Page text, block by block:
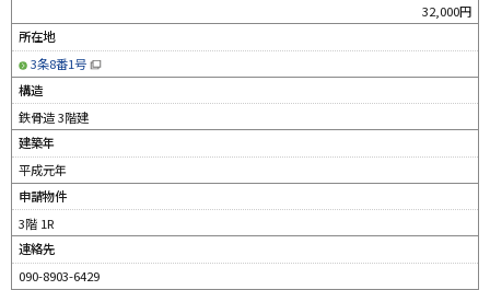
32,000円
所在地
3条8番1号
（
規
ン
ウ
開
ま
）
構造
鉄骨造 3階建
建築年
平成元年
申請物件
3階 1R
連絡先
090-8903-6429